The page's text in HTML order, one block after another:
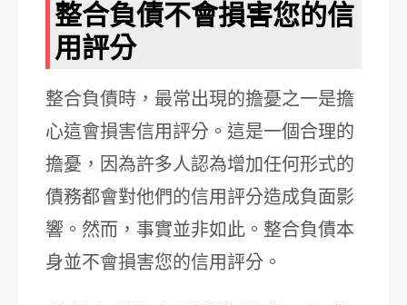
整合負債不會損害您的信
用評分
整合負債時，最常出現的擔憂之一是擔
心這會損害信用評分。這是一個合理的
擔憂，因為許多人認為增加任何形式的
債務都會對他們的信用評分造成負面影
響。然而，事實並非如此。整合負債本
身並不會損害您的信用評分。